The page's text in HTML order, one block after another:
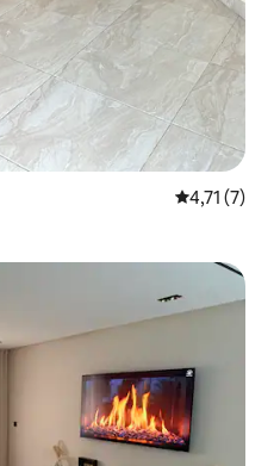
Prosječna
4,71 (7)
„Odabrali gosti”